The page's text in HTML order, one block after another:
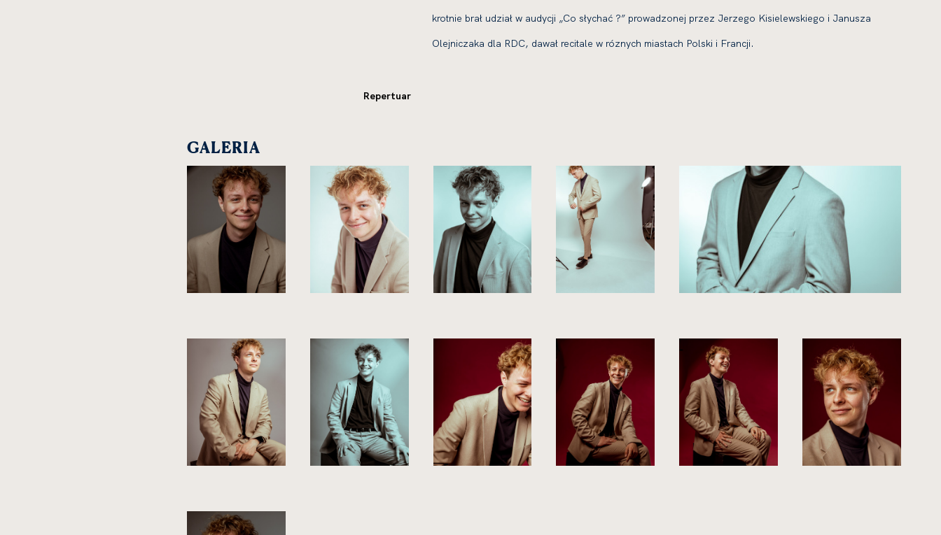
krotnie brał udział w audycji „Co słychać ?” prowadzonej przez Jerzego Kisielewskiego i Janusza
Olejniczaka dla RDC, dawał recitale w róznych miastach Polski i Francji.
Repertuar
GALERIA